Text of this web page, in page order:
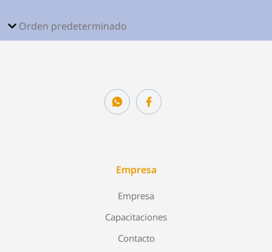
Empresa
Empresa
Capacitaciones
Contacto